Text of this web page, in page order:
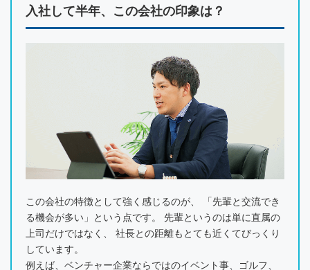
入社して半年、この会社の印象は？
この会社の特徴として強く感じるのが、 「先輩と交流でき
る機会が多い」という点です。 先輩というのは単に直属の
上司だけではなく、 社長との距離もとても近くてびっくり
しています。
例えば、ベンチャー企業ならではのイベント事、ゴルフ、